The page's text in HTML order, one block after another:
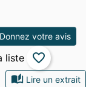
auto_stories Lire un extrait
Donnez votre avis
favorite_border